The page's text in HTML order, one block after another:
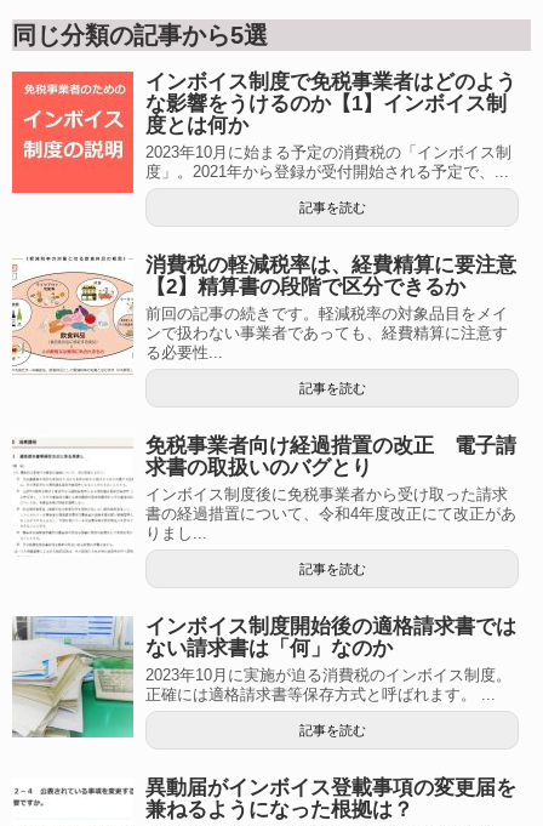
同じ分類の記事から5選
インボイス制度で免税事業者はどのよう
な影響をうけるのか【1】インボイス制
度とは何か
2023年10月に始まる予定の消費税の「インボイス制
度」。2021年から登録が受付開始される予定で、...
記事を読む
消費税の軽減税率は、経費精算に要注意
【2】精算書の段階で区分できるか
前回の記事の続きです。軽減税率の対象品目をメイ
ンで扱わない事業者であっても、経費精算に注意す
る必要性...
記事を読む
免税事業者向け経過措置の改正 電子請
求書の取扱いのバグとり
インボイス制度後に免税事業者から受け取った請求
書の経過措置について、令和4年度改正にて改正があ
りまし...
記事を読む
インボイス制度開始後の適格請求書では
ない請求書は「何」なのか
2023年10月に実施が迫る消費税のインボイス制度。
正確には適格請求書等保存方式と呼ばれます。 ...
記事を読む
異動届がインボイス登載事項の変更届を
兼ねるようになった根拠は？